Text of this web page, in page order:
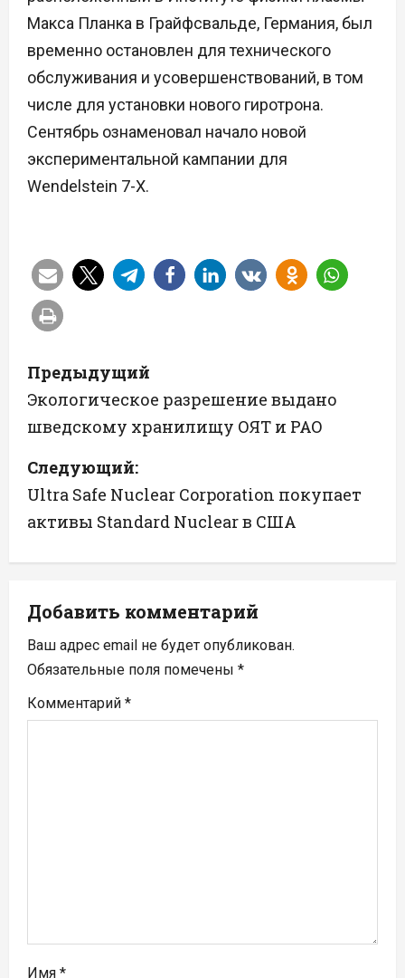
Макса Планка в Грайфсвальде, Германия, был
временно остановлен для технического
обслуживания и усовершенствований, в том
числе для установки нового гиротрона.
Сентябрь ознаменовал начало новой
экспериментальной кампании для
Wendelstein 7-X.
Н
а
в
и
г
а
и
я
п
Предыдущий
Экологическое разрешение выдано
шведскому хранилищу ОЯТ и РАО
Следующий:
Ultra Safe Nuclear Corporation покупает
активы Standard Nuclear в США
Добавить комментарий
Ваш адрес email не будет опубликован.
Обязательные поля помечены *
Комментарий *
Имя *